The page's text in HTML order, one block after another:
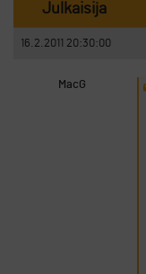
Julkaisija
16.2.2011 20:30:00
MacG